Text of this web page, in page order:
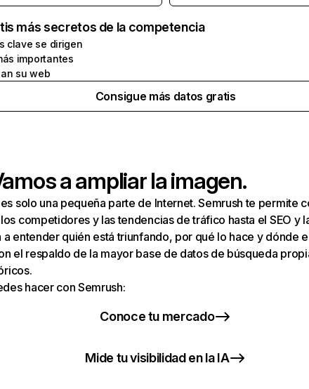
más secretos de la competencia
clave se dirigen
importantes
su web
Consigue más datos gratis
a ampliar la imagen.
solo una pequeña parte de Internet. Semrush te permite
competidores y las tendencias de tráfico hasta el SEO y
a entender quién está triunfando, por qué lo hace y dónde
el respaldo de la mayor base de datos de búsqueda
hacer con Semrush:
Conoce tu mercado
Mide tu visibilidad en la IA